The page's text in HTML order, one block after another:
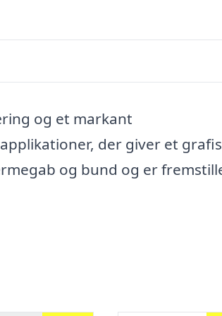
og et markant
der giver et
og bund og er